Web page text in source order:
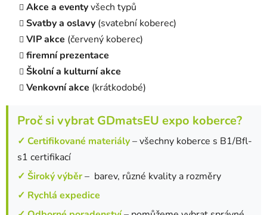
Akce a eventyvšech typů
Svatby a oslavy (svatební koberec)
VIP akce (červený koberec)
firemní prezentace
Školní a kulturní akce
Venkovní akce (krátkodobé)
Proč si vybrat GDmatsEU expo koberce?
✓ Certifikované materiály– všechny koberce s B1/Bfl-
s1 certifikací
✓ Široký výběr– barev, různé kvality a rozměry
✓ Rychlá expedice